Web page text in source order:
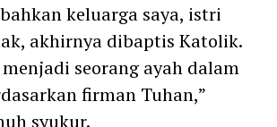
keluarga saya, istri
akhirnya dibaptis Katolik.
seorang ayah dalam
firman Tuhan,”
syukur.